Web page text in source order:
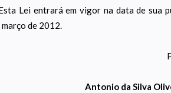
Lei entrará em vigor na data de sua
março de 2012.
Antonio da Silva